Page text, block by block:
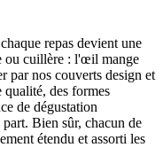
repas devient une
ou cuillère : l'œil mange
par nos couverts design et
des formes
de dégustation
Bien sûr, chacun de
étendu et assorti les